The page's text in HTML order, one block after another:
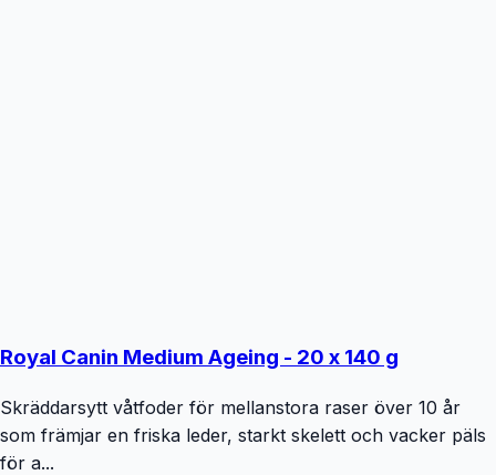
Royal Canin Medium Ageing - 20 x 140 g
Skräddarsytt våtfoder för mellanstora raser över 10 år
som främjar en friska leder, starkt skelett och vacker päls
för a...